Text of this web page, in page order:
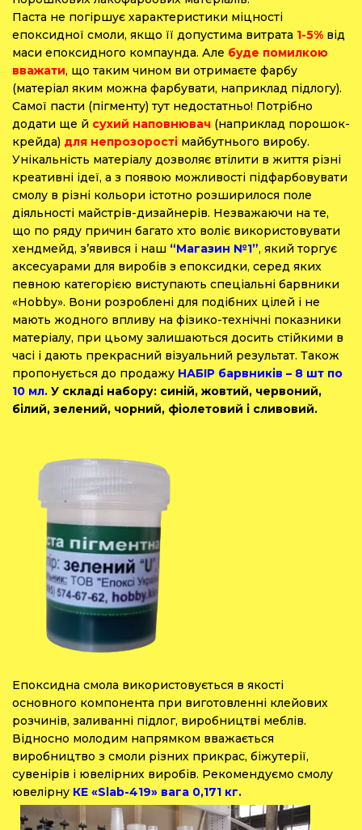
Паста не погіршує характеристики міцності
епоксидної смоли, якщо її допустима витрата 1-5% від
маси епоксидного компаунда. Але буде помилкою
вважати, що таким чином ви отримаєте фарбу
(матеріал яким можна фарбувати, наприклад підлогу).
Самої пасти (пігменту) тут недостатньо! Потрібно
додати ще й сухий наповнювач (наприклад порошок-
крейда) для непрозорості майбутнього виробу.
Унікальність матеріалу дозволяє втілити в життя різні
креативні ідеї, а з появою можливості підфарбовувати
смолу в різні кольори істотно розширилося поле
діяльності майстрів-дизайнерів. Незважаючи на те,
що по ряду причин багато хто воліє використовувати
хендмейд, з’явився і наш “Магазин №1”, який торгує
аксесуарами для виробів з епоксидки, серед яких
певною категорією виступають спеціальні барвники
«Hobby». Вони розроблені для подібних цілей і не
мають жодного впливу на фізико-технічні показники
матеріалу, при цьому залишаються досить стійкими в
часі і дають прекрасний візуальний результат. Також
пропонується до продажу НАБІР барвників – 8 шт по
10 мл. У складі набору: синій, жовтий, червоний,
білий, зелений, чорний, фіолетовий і сливовий.
Епоксидна смола використовується в якості
основного компонента при виготовленні клейових
розчинів, заливанні підлог, виробництві меблів.
Відносно молодим напрямком вважається
виробництво з смоли різних прикрас, біжутерії,
сувенірів і ювелірних виробів. Рекомендуємо смолу
ювелірну КЕ «Slab-419» вага 0,171 кг.